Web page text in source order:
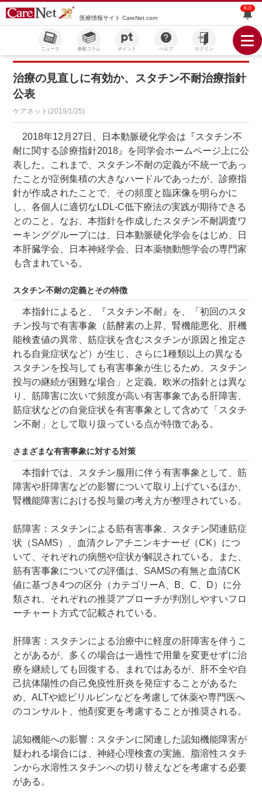
医療情報サイト CareNet.com
未読
ニュース 連載コラム ポイント ヘルプ ログイン
治療の見直しに有効か、スタチン不耐治療指針
公表
ケアネット(2019/1/25)
2018年12月27日、日本動脈硬化学会は『スタチン不
耐に関する診療指針2018』を同学会ホームページ上に公
表した。これまで、スタチン不耐の定義が不統一であっ
たことが症例集積の大きなハードルであったが、診療指
針が作成されたことで、その頻度と臨床像を明らかに
し、各個人に適切なLDL-C低下療法の実践が期待できる
とのこと。なお、本指針を作成したスタチン不耐調査ワ
ーキンググループには、日本動脈硬化学会をはじめ、日
本肝臓学会、日本神経学会、日本薬物動態学会の専門家
も含まれている。
スタチン不耐の定義とその特徴
本指針によると、『スタチン不耐』を、「初回のスタ
チン投与で有害事象（筋酵素の上昇、腎機能悪化、肝機
能検査値の異常、筋症状を含むスタチンが原因と推定さ
れる自覚症状など）が生じ、さらに1種類以上の異なる
スタチンを投与しても有害事象が生じるため、スタチン
投与の継続が困難な場合」と定義。欧米の指針とは異な
り、筋障害に次いで頻度が高い有害事象である肝障害、
筋症状などの自覚症状を有害事象として含めて「スタチ
ン不耐」として取り扱っている点が特徴である。
さまざまな有害事象に対する対策
本指針では、スタチン服用に伴う有害事象として、筋
障害や肝障害などの影響について取り上げているほか、
腎機能障害における投与量の考え方が整理されている。
筋障害：スタチンによる筋有害事象、スタチン関連筋症
状（SAMS）、血清クレアチニンキナーゼ（CK）につ
いて、それぞれの病態や症状が解説されている。また、
筋有害事象についての評価は、SAMSの有無と血清CK
値に基づき4つの区分（カテゴリーA、B、C、D）に分
類され、それぞれの推奨アプローチが判別しやすいフロ
ーチャート方式で記載されている。
肝障害：スタチンによる治療中に軽度の肝障害を伴うこ
とがあるが、多くの場合は一過性で用量を変更せずに治
療を継続しても回復する。まれではあるが、肝不全や自
己抗体陽性の自己免疫性肝炎を発症することがあるた
め、ALTや総ビリルビンなどを考慮して休薬や専門医へ
のコンサルト、他剤変更を考慮することが推奨される。
認知機能への影響：スタチンに関連した認知機能障害が
疑われる場合には、神経心理検査の実施、脂溶性スタチ
ンから水溶性スタチンへの切り替えなどを考慮する必要
がある。